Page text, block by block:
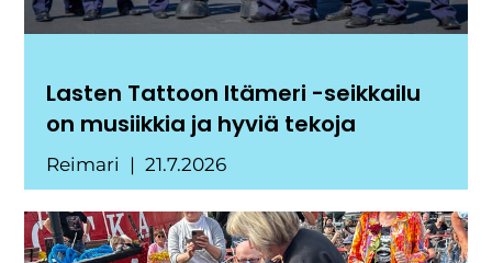
Lasten Tattoon Itämeri -seikkailu
on musiikkia ja hyviä tekoja
Reimari 21.7.2026